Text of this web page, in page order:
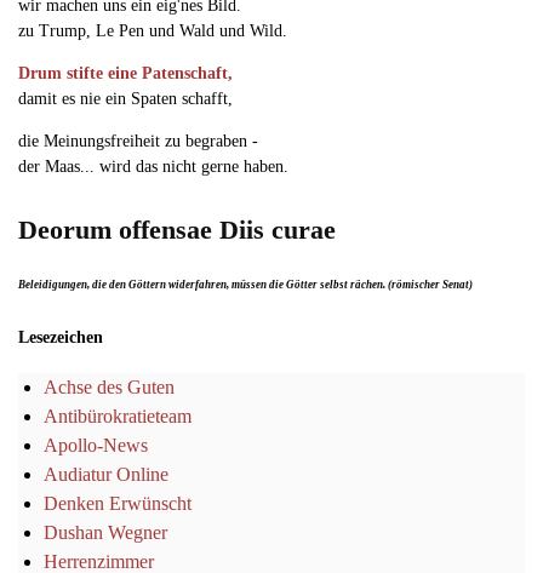
wir machen uns ein eig'nes Bild.
zu Trump, Le Pen und Wald und Wild.
Drum stifte eine Patenschaft,
damit es nie ein Spaten schafft,
die Meinungsfreiheit zu begraben -
der Maas... wird das nicht gerne haben.
Deorum offensae Diis curae
Beleidigungen, die den Göttern widerfahren, müssen die Götter selbst rächen. (römischer Senat)
Lesezeichen
Achse des Guten
Antibürokratieteam
Apollo-News
Audiatur Online
Denken Erwünscht
Dushan Wegner
Herrenzimmer